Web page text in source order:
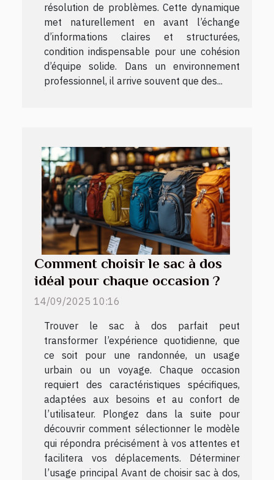
résolution de problèmes. Cette dynamique
met naturellement en avant l’échange
d’informations claires et structurées,
condition indispensable pour une cohésion
d’équipe solide. Dans un environnement
professionnel, il arrive souvent que des...
Comment choisir le sac à dos
idéal pour chaque occasion ?
14/09/2025 10:16
Trouver le sac à dos parfait peut
transformer l’expérience quotidienne, que
ce soit pour une randonnée, un usage
urbain ou un voyage. Chaque occasion
requiert des caractéristiques spécifiques,
adaptées aux besoins et au confort de
l’utilisateur. Plongez dans la suite pour
découvrir comment sélectionner le modèle
qui répondra précisément à vos attentes et
facilitera vos déplacements. Déterminer
l’usage principal Avant de choisir sac à dos,